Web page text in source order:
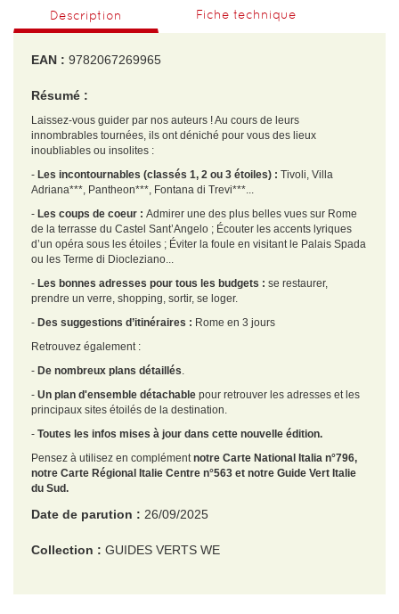
Description Fiche technique
EAN : 9782067269965
Résumé :
Laissez-vous guider par nos auteurs ! Au cours de leurs
innombrables tournées, ils ont déniché pour vous des lieux
inoubliables ou insolites :
- Les incontournables (classés 1, 2 ou 3 étoiles) : Tivoli, Villa
Adriana***, Pantheon***, Fontana di Trevi***...
- Les coups de coeur : Admirer une des plus belles vues sur Rome
de la terrasse du Castel Sant’Angelo ; Écouter les accents lyriques
d’un opéra sous les étoiles ; Éviter la foule en visitant le Palais Spada
ou les Terme di Diocleziano...
- Les bonnes adresses pour tous les budgets : se restaurer,
prendre un verre, shopping, sortir, se loger.
- Des suggestions d’itinéraires : Rome en 3 jours
Retrouvez également :
- De nombreux plans détaillés.
- Un plan d'ensemble détachable pour retrouver les adresses et les
principaux sites étoilés de la destination.
- Toutes les infos mises à jour dans cette nouvelle édition.
Pensez à utilisez en complémentnotre Carte National Italia n°796,
notre Carte Régional Italie Centre n°563 et notre Guide Vert Italie
du Sud.
Date de parution : 26/09/2025
Collection : GUIDES VERTS WE